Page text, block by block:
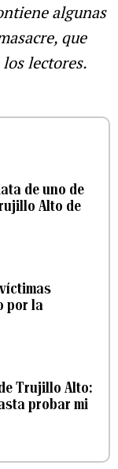
algunas
que
lectores.
de uno de
Alto de
por la
Trujillo Alto:
probar mi